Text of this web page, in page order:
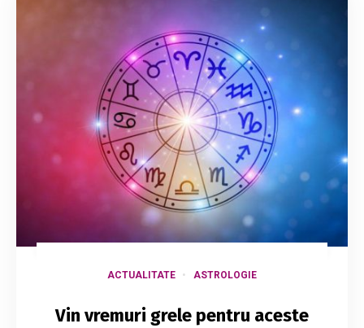
ACTUALITATE ASTROLOGIE
Vin vremuri grele pentru aceste